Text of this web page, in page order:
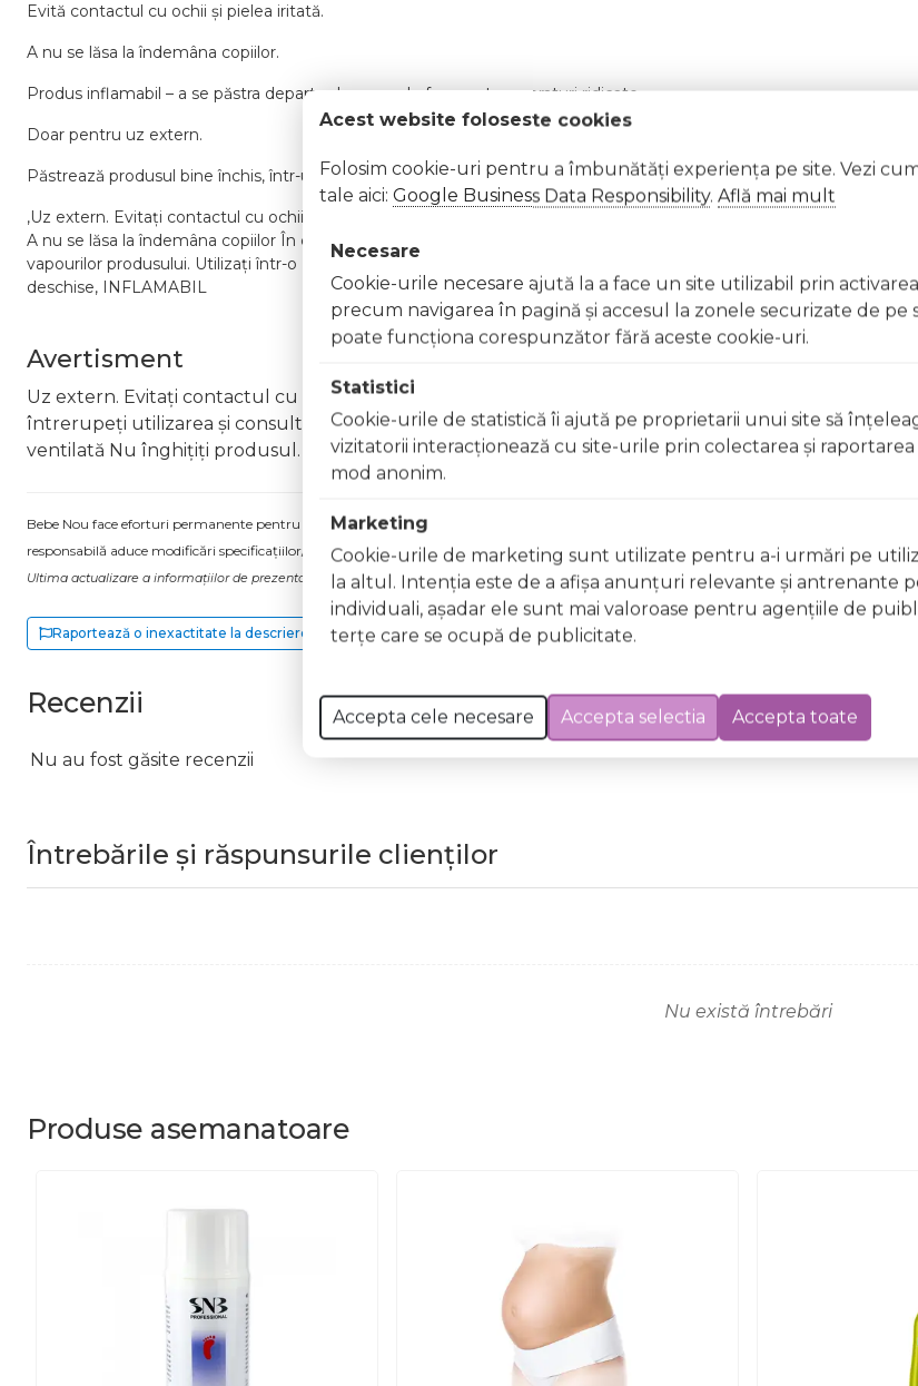
Evită contactul cu ochii și pielea iritată.
A nu se lăsa la îndemâna copiilor.
Produs inflamabil – a se păstra departe de surse de foc sau temperaturi ridicate.
Doar pentru uz extern.
Păstrează produsul bine închis, într-un loc răcoros și uscat, ferit de lumina directă a soarelui.
,Uz extern. Evitați contactul cu ochii. În caz de contact, clătiți imediat cu apă din abundență
A nu se lăsa la îndemâna copiilor În caz de iritație sau reacție alergică, întrerupeți utilizarea și consultați un
vapourilor produsului. Utilizați într-o zonă bine ventilată Nu înghițiți produsul. În caz de ingerare accidentală,
deschise, INFLAMABIL
Avertisment
Uz extern. Evitați contactul cu ochii. În caz de contact, clătiți imediat cu apă din abundențăA nu se
întrerupeți utilizarea și consultați un specialist Nu aplicați lacul pe unghii deteriorate sau fragile
ventilată Nu înghițiți produsul. În caz de ingerare accidentală, consultați imediat un medic Evitați
Bebe Nou face eforturi permanente pentru a păstra informațiile actualizate. Excepții pentru care informațiile prezentate pot fi diferite față
responsabilă aduce modificări specificațiilor/etichetei acestuia, fără a ne informa în prealabil. În cazul apariției unor diferențe, prevalează
Ultima actualizare a informațiilor de prezentare pentru Lac unghii Long Lasting 0956 Wize Ruler Wild & Mild, 12ml a fost efectuată la data de
Raportează o inexactitate la descriere
Recenzii
Nu au fost găsite recenzii
Întrebările și răspunsurile clienților
Nu există întrebări
Produse asemanatoare
Acest website foloseste cookies
Folosim cookie-uri pentru a îmbunătăți experiența pe site. Vezi
tale aici: Google Business Data Responsibility. Află mai mult
Necesare
Cookie-urile necesare ajută la a face un site utilizabil prin
precum navigarea în pagină şi accesul la zonele securizate de pe
poate funcţiona corespunzător fără aceste cookie-uri.
Statistici
Cookie-urile de statistică îi ajută pe proprietarii unui site să
vizitatorii interacţionează cu site-urile prin colectarea şi
mod anonim.
Marketing
Cookie-urile de marketing sunt utilizate pentru a-i urmări pe
la altul. Intenţia este de a afişa anunţuri relevante şi antrenante
individuali, aşadar ele sunt mai valoroase pentru agenţiile de
terţe care se ocupă de publicitate.
Accepta cele necesare Accepta selectia Accepta toate